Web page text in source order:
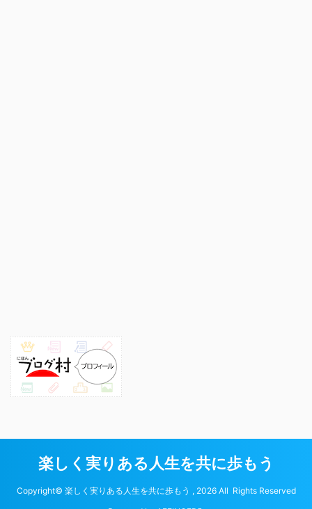
楽しく実りある人生を共に歩もう
Copyright© 楽しく実りある人生を共に歩もう , 2026 All Rights Reserved